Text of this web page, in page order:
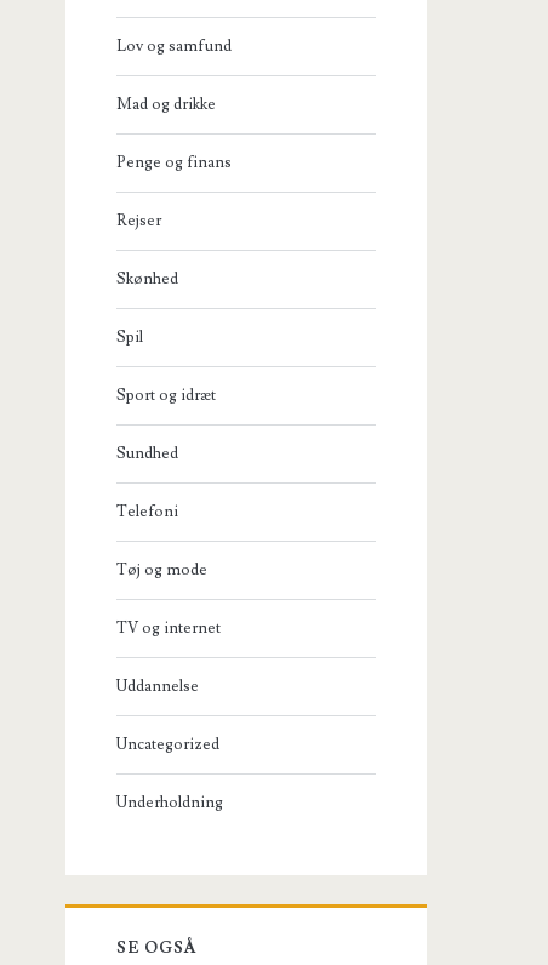
Lov og samfund
Mad og drikke
Penge og finans
Rejser
Skønhed
Spil
Sport og idræt
Sundhed
Telefoni
Tøj og mode
TV og internet
Uddannelse
Uncategorized
Underholdning
SE OGSÅ